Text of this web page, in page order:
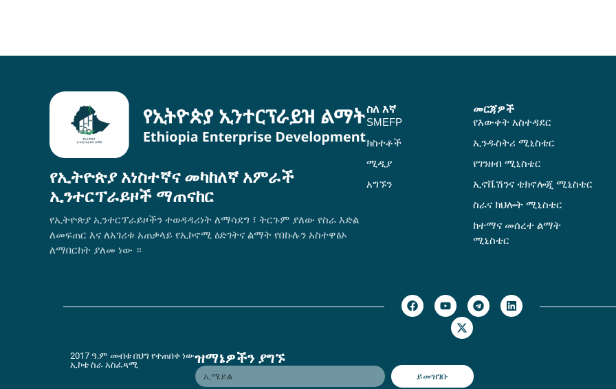
የኢትዮጵያ አነስተኛና መካከለኛ አምራች
ኢንተርፕራይዞች ማጠናከር
የኢትዮጵያ ኢንተርፕራይዞችን ተወዳዳሪነት ለማሳደግ ፣ ትርጉም ያለው የስራ እድል
ለመፍጠር እና ለአገሪቱ አጠቃላይ የኢኮኖሚ ዕድገትና ልማት የበኩሉን አስተዋፅኦ
ለማበርከት ያለመ ነው ።
ስለ እኛ
SMEFP
ክስተቶች
ሚዲያ
አግኙን
መርጃዎች
የእውቀት አስተዳደር
ኢንዱስትሪ ሚኒስቴር
የገንዘብ ሚኒስቴር
ኢኖቬሽንና ቴክኖሎጂ ሚኒስቴር
ስራና ክህሎት ሚኒስቴር
ከተማና መሰረተ ልማት
ሚኒስቴር
2017 ዓ.ም መብቱ በህግ የተጠበቀ ነው
ኢኮቴ ስራ አስፈጻሚ
ዝማኔዎችን ያግኙ
ይመዝገቡ